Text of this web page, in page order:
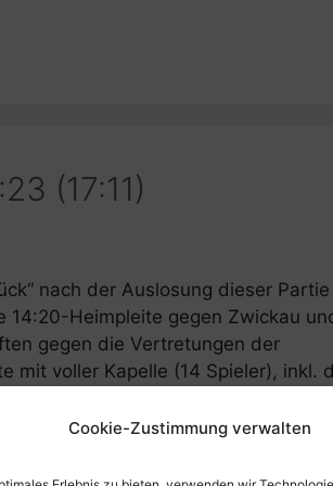
Cookie-Zustimmung verwalten
(17:11)
nach der Auslosung dieser Partie
14:20-Heimpleite gegen Zwickau
gegen die Vertretungen der
mit voller Kapelle (14 Spieler), inkl.